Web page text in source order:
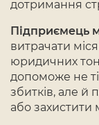
дотримання
Підприємець
витрачати
юридичних
допоможе не
збитків, але й
або захистити